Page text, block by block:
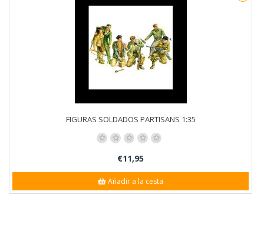
FIGURAS SOLDADOS PARTISANS 1:35
€11,95
Añadir a la cesta